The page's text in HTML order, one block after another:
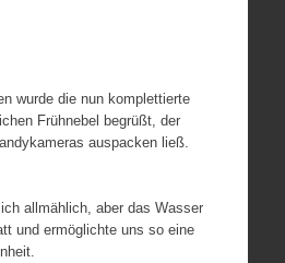
wurde die nun komplettierte
Frühnebel begrüßt, der
auspacken ließ.
allmählich, aber das Wasser
und ermöglichte uns so eine